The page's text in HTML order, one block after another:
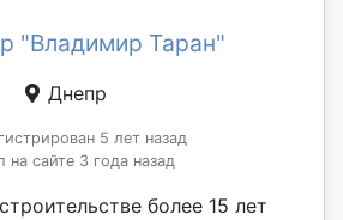
"Владимир Таран"
Днепр
5 лет назад
на сайте 3 года назад
более 15 лет